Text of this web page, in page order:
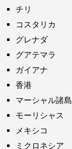
チリ
コスタリカ
グレナダ
グアテマラ
ガイアナ
香港
マーシャル諸島
モーリシャス
メキシコ
ミクロネシア